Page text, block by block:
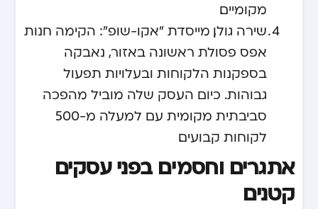
מקומיים.
שירה גולן, מייסדת "אקו-שופ": הקימה חנות
אפס פסולת ראשונה באזור, נאבקה
בספקנות הלקוחות ובעלויות תפעול
גבוהות. כיום העסק שלה מוביל מהפכה
סביבתית מקומית עם למעלה מ-500
לקוחות קבועים.
אתגרים וחסמים בפני עסקים
קטנים